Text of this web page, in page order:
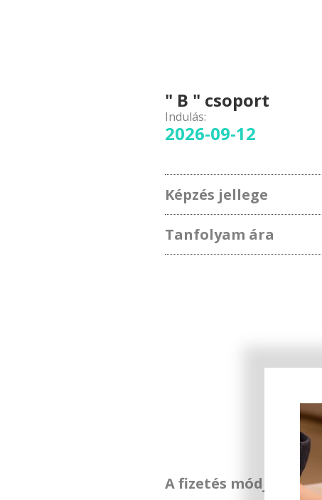
" B " csoport
Indulás:
2026-09-12
Képzés jellege
Tanfolyam ára
A fizetés módja